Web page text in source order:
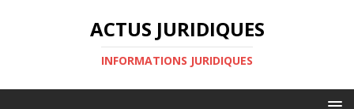
ACTUS JURIDIQUES
INFORMATIONS JURIDIQUES